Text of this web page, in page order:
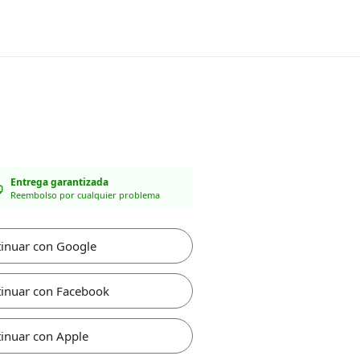
Entrega garantizada
Reembolso por cualquier problema
con Google
con Facebook
con Apple